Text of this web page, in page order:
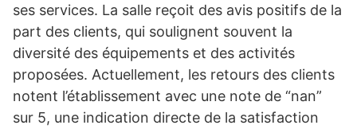
ses services. La salle reçoit des avis positifs de la
part des clients, qui soulignent souvent la
diversité des équipements et des activités
proposées. Actuellement, les retours des clients
notent l’établissement avec une note de “nan”
sur 5, une indication directe de la satisfaction